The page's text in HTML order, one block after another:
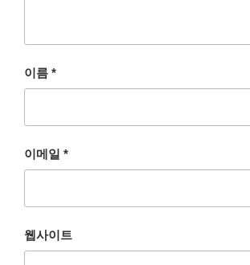
이름 *
이메일 *
웹사이트